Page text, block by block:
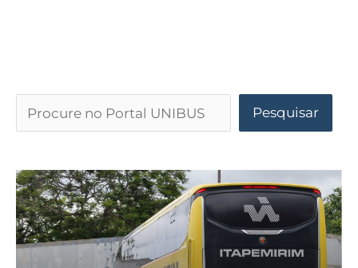
Pesquisar